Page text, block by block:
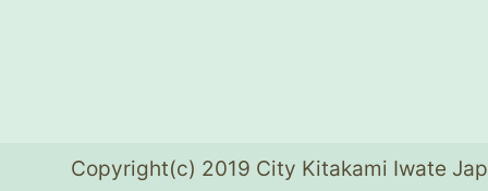
Copyright(c) 2019 City Kitakami Iwate